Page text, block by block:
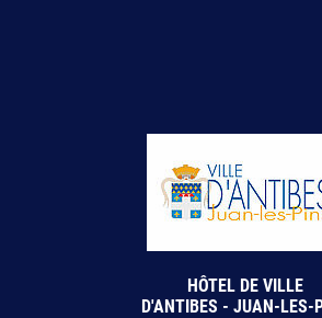
HÔTEL DE VILLE
D'ANTIBES - JUAN-LES-